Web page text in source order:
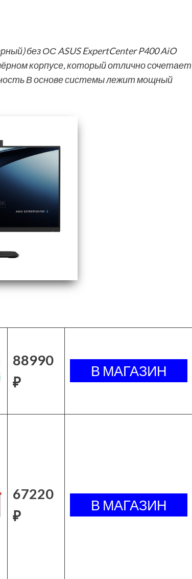
без ОС ASUS ExpertCenter P400 AiO
корпусе, который отлично сочетает
В основе системы лежит мощный
88990
₽
67220
₽